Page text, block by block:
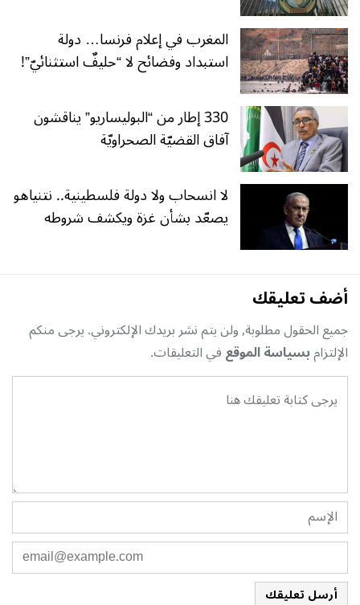
المغرب في إعلام فرنسا… دولة
استبداد وفضائح لا “حليفٌ استثنائيّ”!
330 إطار من “البوليساريو” يناقشون
آفاق القضيّة الصحراويّة
لا انسحاب ولا دولة فلسطينية.. نتنياهو
يصعّد بشأن غزة ويكشف شروطه
أضف تعليقك
جميع الحقول مطلوبة, ولن يتم نشر بريدك الإلكتروني. يرجى منكم
الإلتزامبسياسة الموقعفي التعليقات.
أرسل تعليقك